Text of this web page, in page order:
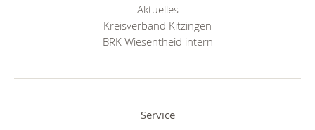
Aktuelles
Kreisverband Kitzingen
BRK Wiesentheid intern
Service